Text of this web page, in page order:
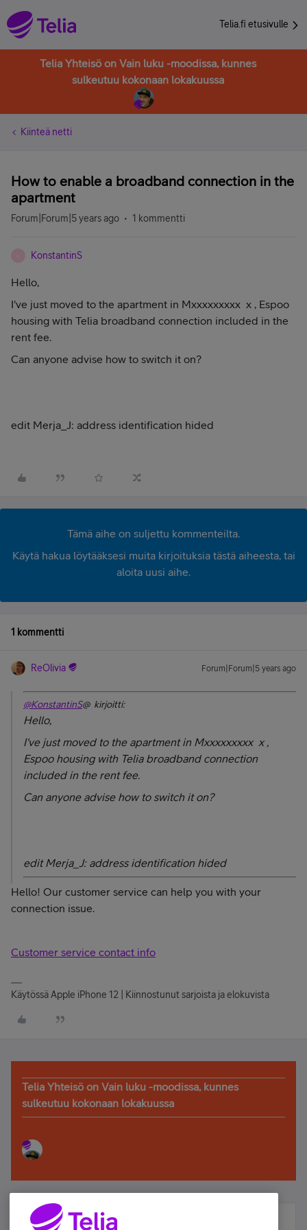
Telia.fi etusivulle
Telia Yhteisö on Vain luku -moodissa, kunnes
sulkeutuu kokonaan lokakuussa
Kiinteä netti
How to enable a broadband connection in the
apartment
Forum|Forum|5 years ago 1 kommentti
KonstantinS
Hello,
I've just moved to the apartment in Mxxxxxxxxx x , Espoo
housing with Telia broadband connection included in the
rent fee.
Can anyone advise how to switch it on?
edit Merja_J: address identification hided
Tämä aihe on suljettu kommenteilta.
Käytä hakua löytääksesi muita kirjoituksia tästä aiheesta, tai
aloita uusi aihe.
1 kommentti
ReOlivia Forum|Forum|5 years ago
@KonstantinS@ kirjoitti:
Hello,
I've just moved to the apartment in Mxxxxxxxxx x ,
Espoo housing with Telia broadband connection
included in the rent fee.
Can anyone advise how to switch it on?
edit Merja_J: address identification hided
Hello! Our customer service can help you with your
connection issue.
Customer service contact info
Käytössä Apple iPhone 12 | Kiinnostunut sarjoista ja elokuvista
Telia Yhteisö on Vain luku -moodissa, kunnes
sulkeutuu kokonaan lokakuussa